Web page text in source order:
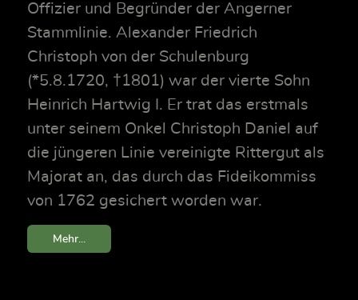
Offizier und Begründer der Angerner
Stammlinie. Alexander Friedrich
Christoph von der Schulenburg
(*5.8.1720, †1801) war der vierte Sohn
Heinrich Hartwig I. Er trat das erstmals
unter seinem Onkel Christoph Daniel auf
die jüngeren Linie vereinigte Rittergut als
Majorat an, das durch das Fideikommiss
von 1762 gesichert worden war.
Mehr...